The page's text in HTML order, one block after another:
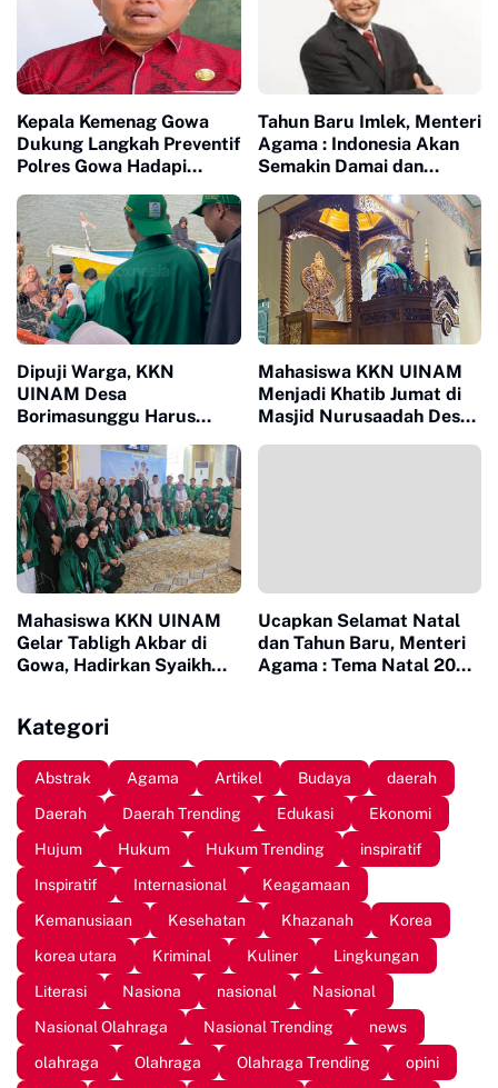
Kepala Kemenag Gowa
Dukung Langkah Preventif
Polres Gowa Hadapi
Masyarakat
Tahun Baru Imlek, Menteri
Agama : Indonesia Akan
Semakin Damai dan
Dipuji Warga, KKN
UINAM Desa
Borimasunggu Harus
Menggunakan Perahu
Demi Mengikuti Kegiatan
Keagamaan
Mahasiswa KKN UINAM
Menjadi Khatib Jumat di
Masjid Nurusaadah Desa
Mahasiswa KKN UINAM
Gelar Tabligh Akbar di
Gowa, Hadirkan Syaikh
Ucapkan Selamat Natal
dan Tahun Baru, Menteri
Agama : Tema Natal 2024
Kategori
Abstrak Agama Artikel Budaya
daerah
Daerah
Daerah Trending Edukasi
Ekonomi
Hujum
Hukum Hukum Trending
inspiratif
Inspiratif
Internasional
Keagamaan
Kemanusiaan
Kesehatan Khazanah
Korea
korea utara
Kriminal Kuliner
Lingkungan
Literasi
Nasiona nasional
Nasional
Nasional Olahraga
Nasional Trending
news
olahraga
Olahraga Olahraga Trending
opini